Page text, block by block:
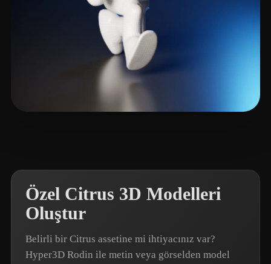
Özel Citrus 3D Modelleri
Oluştur
Belirli bir Citrus assetine mi ihtiyacınız var?
Hyper3D Rodin ile metin veya görselden model